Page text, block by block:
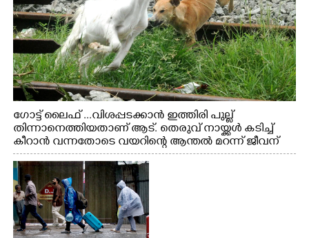
ഗോട്ട് ലൈഫ് ...വിശപ്പടക്കാൻ ഇത്തിരി പുല്ല്
തിന്നാനെത്തിയതാണ് ആട്. തെരുവ് നായ്ക്കൾ കടിച്ച്
കീറാൻ വന്നതോടെ വയറിന്റെ ആന്തൽ മറന്ന് ജീവന്
വേണ്ടിയായി ഓട്ടം. എറണാകുളം വാത്തുരുത്തിയിൽ
നിന്നുള്ള കാഴ്ച